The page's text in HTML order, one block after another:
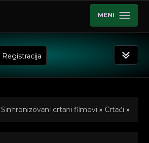
MENI
Registracija
crtani filmovi » Crtaći »